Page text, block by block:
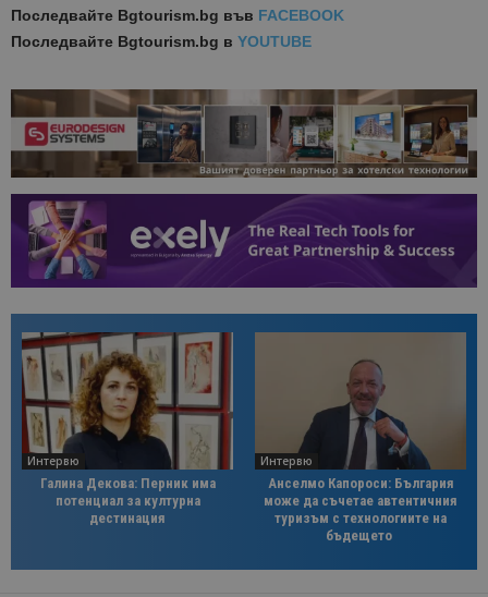
Последвайте Bgtourism.bg във FACEBOOK
Последвайте Bgtourism.bg в YOUTUBE
Интервю
Галина Декова: Перник има
потенциал за културна
дестинация
Интервю
Анселмо Капороси: България
може да съчетае автентичния
туризъм с технологиите на
бъдещето